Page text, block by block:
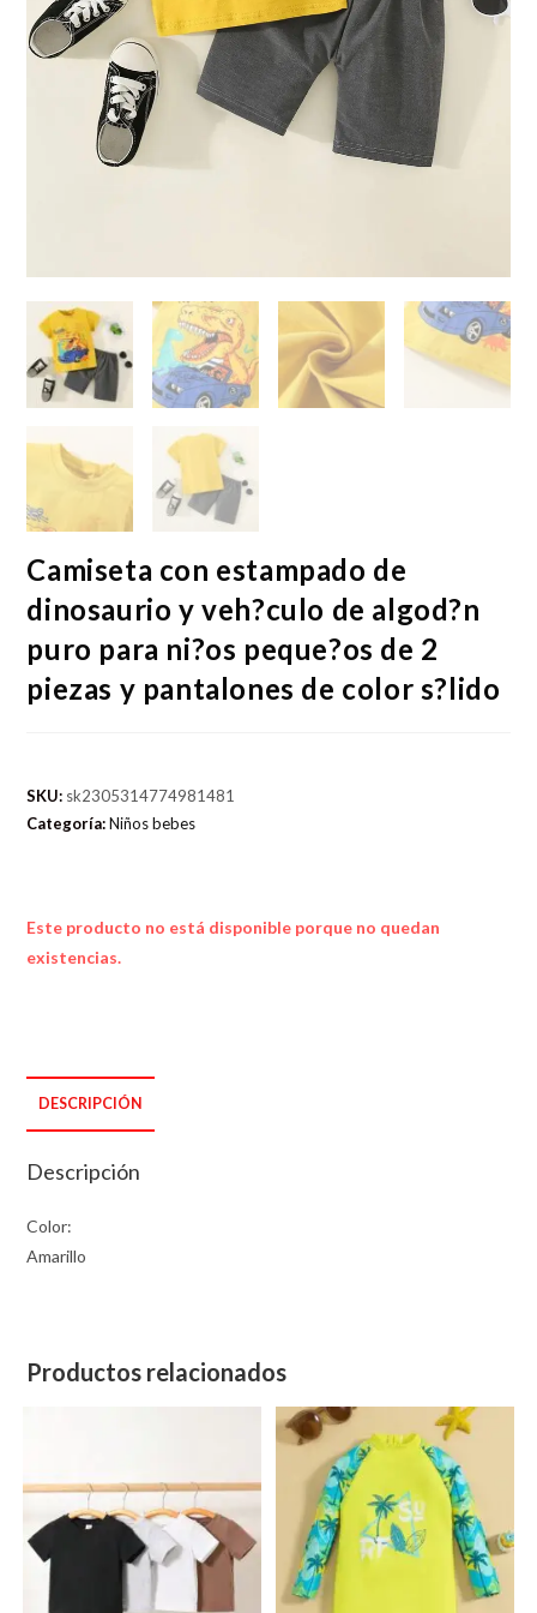
Camiseta con estampado de
dinosaurio y veh?culo de algod?n
puro para ni?os peque?os de 2
piezas y pantalones de color s?lido
SKU: sk2305314774981481
Categoría:Niños bebes
Este producto no está disponible porque no quedan
existencias.
DESCRIPCIÓN
Descripción
Color:
Amarillo
Productos relacionados